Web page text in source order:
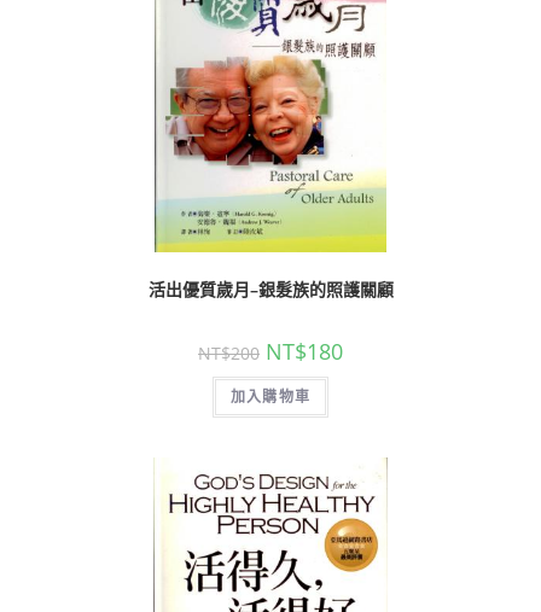
活出優質歲月–銀髮族的照護關顧
NT$200 NT$180
加入購物車